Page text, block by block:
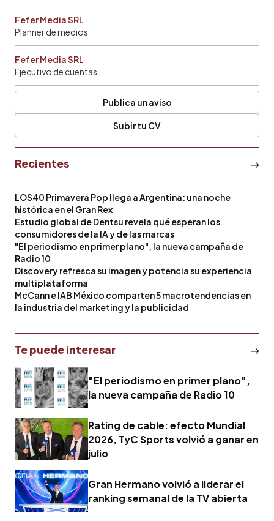
Fefer Media SRL
Planner de medios
Fefer Media SRL
Ejecutivo de cuentas
Publica un aviso
Subir tu CV
Recientes
LOS40 Primavera Pop llega a Argentina: una noche
histórica en el Gran Rex
Estudio global de Dentsu revela qué esperan los
consumidores de la IA y de las marcas
"El periodismo en primer plano", la nueva campaña de
Radio 10
Discovery refresca su imagen y potencia su experiencia
multiplataforma
McCann e IAB México comparten 5 macrotendencias en
la industria del marketing y la publicidad
Te puede interesar
"El periodismo en primer plano",
la nueva campaña de Radio 10
Rating de cable: efecto Mundial
2026, TyC Sports volvió a ganar en
julio
Gran Hermano volvió a liderar el
ranking semanal de la TV abierta